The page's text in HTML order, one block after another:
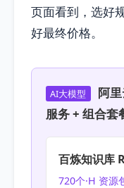
页面看到，选好
好最终价格。
AI大模型
阿
服务 + 组合套
百炼知识库
720个·H 资源